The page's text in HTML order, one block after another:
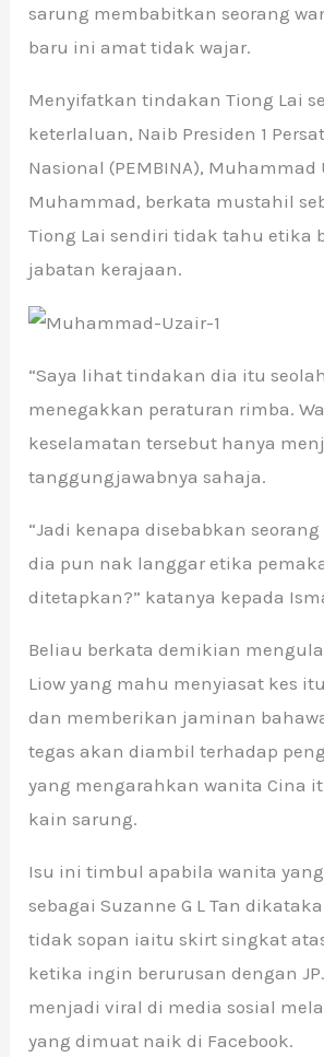
sarung membabitkan seorang
baru ini amat tidak wajar.
Menyifatkan tindakan Tiong Lai
keterlaluan, Naib Presiden 1
Nasional (PEMBINA), Muhammad
Muhammad, berkata mustahil
Tiong Lai sendiri tidak tahu etika
jabatan kerajaan.
“Saya lihat tindakan dia itu
menegakkan peraturan rimba.
keselamatan tersebut hanya
tanggungjawabnya sahaja.
“Jadi kenapa disebabkan
dia pun nak langgar etika
ditetapkan?” katanya kepada
Beliau berkata demikian
Liow yang mahu menyiasat kes
dan memberikan jaminan
tegas akan diambil terhadap
yang mengarahkan wanita Cina
kain sarung.
Isu ini timbul apabila wanita
sebagai Suzanne G L Tan
tidak sopan iaitu skirt singkat
ketika ingin berurusan dengan
menjadi viral di media sosial
yang dimuat naik di Facebook.